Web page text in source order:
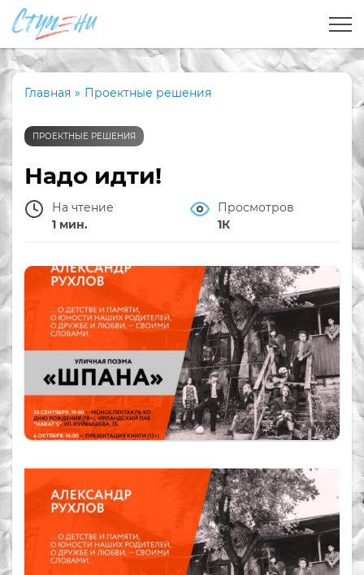
Главная » Проектные решения
ПРОЕКТНЫЕ РЕШЕНИЯ
Надо идти!
На чтение
1 мин.
Просмотров
1К